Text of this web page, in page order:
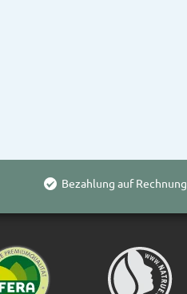
Bezahlung auf Rechnung